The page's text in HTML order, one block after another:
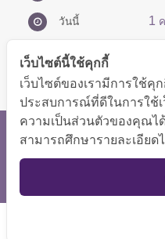
วันนี้ 1
สงวนลิขสิทธิ์ ©
แสดงผลได้ดีที่ขนา
เว็บไซต์นี้ใช้คุกกี้
เว็บไซต์ของเรามีการใช้
ประสบการณ์ที่ดีในการใช้
ความเป็นส่วนตัวของคุณ
สามารถศึกษารายละเอียด